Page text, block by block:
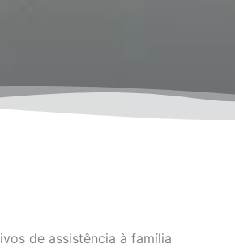
de assistência à família